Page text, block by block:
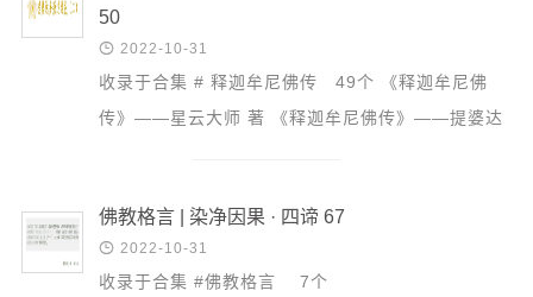
观自在禅修营
教理研究
学报论集
戒幢论坛
寺院巡览
50
 2022-10-31
收录于合集 # 释迦牟尼佛传 49个 《释迦牟尼佛
传》——星云大师 著 《释迦牟尼佛传》——提婆达
佛教格言 | 染净因果 · 四谛 67
 2022-10-31
收录于合集 #佛教格言 7个